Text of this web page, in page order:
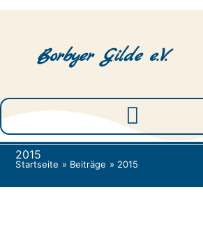
Borbyer Gilde e.V.
2015
Startseite » Beiträge » 2015